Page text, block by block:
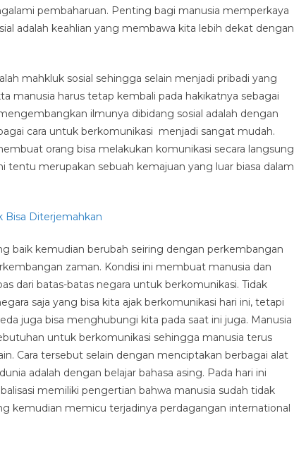
pembaharuan. Penting bagi manusia memperkaya
adalah keahlian yang membawa kita lebih dekat dengan
mahkluk sosial sehingga selain menjadi pribadi yang
manusia harus tetap kembali pada hakikatnya sebagai
ilmunya dibidang sosial adalah dengan
cara untuk berkomunikasi menjadi sangat mudah.
orang bisa melakukan komunikasi secara langsung
tentu merupakan sebuah kemajuan yang luar biasa dalam
Bisa Diterjemahkan
baik kemudian berubah seiring dengan perkembangan
zaman. Kondisi ini membuat manusia dan
dari batas-batas negara untuk berkomunikasi. Tidak
saja yang bisa kita ajak berkomunikasi hari ini, tetapi
juga bisa menghubungi kita pada saat ini juga. Manusia
untuk berkomunikasi sehingga manusia terus
Cara tersebut selain dengan menciptakan berbagai alat
adalah dengan belajar bahasa asing. Pada hari ini
memiliki pengertian bahwa manusia sudah tidak
kemudian memicu terjadinya perdagangan international